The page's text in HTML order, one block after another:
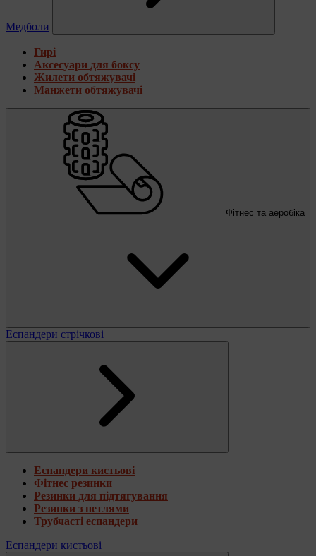
Медболи
Гирі
Аксесуари для боксу
Жилети обтяжувачі
Манжети обтяжувачі
Фітнес та аеробіка
Еспандери стрічкові
Еспандери кистьові
Фітнес резинки
Резинки для підтягування
Резинки з петлями
Трубчасті еспандери
Еспандери кистьові